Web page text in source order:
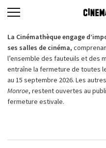
La Cinémathèque engage
ses salles de cinéma,
l’ensemble des fauteuils et des
entraîne la fermeture de toutes
au 15 septembre 2026. Les
Monroe, restent ouvertes au
fermeture estivale.